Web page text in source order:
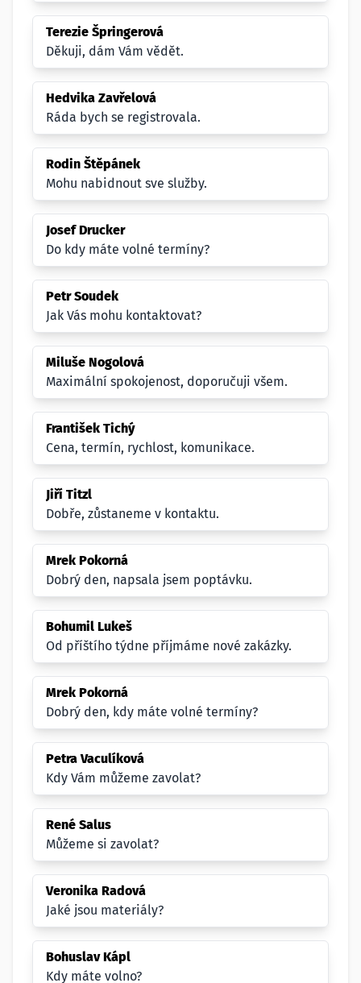
Terezie Špringerová
Děkuji, dám Vám vědět.
Hedvika Zavřelová
Ráda bych se registrovala.
Rodin Štěpánek
Mohu nabidnout sve služby.
Josef Drucker
Do kdy máte volné termíny?
Petr Soudek
Jak Vás mohu kontaktovat?
Miluše Nogolová
Maximální spokojenost, doporučuji všem.
František Tichý
Cena, termín, rychlost, komunikace.
Jiří Titzl
Dobře, zůstaneme v kontaktu.
Mrek Pokorná
Dobrý den, napsala jsem poptávku.
Bohumil Lukeš
Od příštího týdne příjmáme nové zakázky.
Mrek Pokorná
Dobrý den, kdy máte volné termíny?
Petra Vaculíková
Kdy Vám můžeme zavolat?
René Salus
Můžeme si zavolat?
Veronika Radová
Jaké jsou materiály?
Bohuslav Kápl
Kdy máte volno?